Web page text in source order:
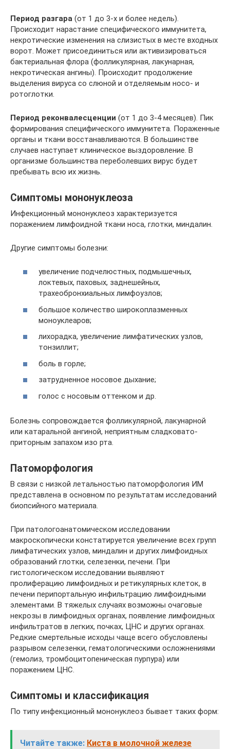
Период разгара (от 1 до 3-х и более недель).
Происходит нарастание специфического иммунитета,
некротические изменения на слизистых в месте входных
ворот. Может присоединиться или активизироваться
бактериальная флора (фолликулярная, лакунарная,
некротическая ангины). Происходит продолжение
выделения вируса со слюной и отделяемым носо- и
ротоглотки.
Период реконвалесценции (от 1 до 3-4 месяцев). Пик
формирования специфического иммунитета. Пораженные
органы и ткани восстанавливаются. В большинстве
случаев наступает клиническое выздоровление. В
организме большинства переболевших вирус будет
пребывать всю их жизнь.
Симптомы мононуклеоза
Инфекционный мононуклеоз характеризуется
поражением лимфоидной ткани носа, глотки, миндалин.
Другие симптомы болезни:
увеличение подчелюстных, подмышечных,
локтевых, паховых, заднешейных,
трахеобронхиальных лимфоузлов;
большое количество широкоплазменных
моноуклеаров;
лихорадка, увеличение лимфатических узлов,
тонзиллит;
боль в горле;
затрудненное носовое дыхание;
голос с носовым оттенком и др.
Болезнь сопровождается фолликулярной, лакунарной
или катаральной ангиной, неприятным сладковато-
приторным запахом изо рта.
Патоморфология
В связи с низкой летальностью патоморфология ИМ
представлена в основном по результатам исследований
биопсийного материала.
При патологоанатомическом исследовании
макроскопически констатируется увеличение всех групп
лимфатических узлов, миндалин и других лимфоидных
образований глотки, селезенки, печени. При
гистологическом исследовании выявляют
пролиферацию лимфоидных и ретикулярных клеток, в
печени перипортальную инфильтрацию лимфоидными
элементами. В тяжелых случаях возможны очаговые
некрозы в лимфоидных органах, появление лимфоидных
инфильтратов в легких, почках, ЦНС и других органах.
Редкие смертельные исходы чаще всего обусловлены
разрывом селезенки, гематологическими осложнениями
(гемолиз, тромбоцитопеническая пурпура) или
поражением ЦНС.
Симптомы и классификация
По типу инфекционный мононуклеоз бывает таких форм:
Читайте также: Киста в молочной железе